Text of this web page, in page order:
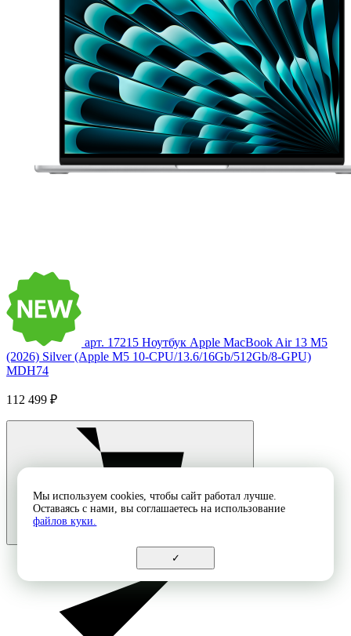
арт. 17215 Ноутбук Apple MacBook Air 13 M5
(2026) Silver (Apple M5 10-CPU/13.6/16Gb/512Gb/8-GPU)
MDH74
112 499 ₽
Мы используем cookies, чтобы сайт работал лучше.
Оставаясь с нами, вы соглашаетесь на использование
файлов куки.
✓